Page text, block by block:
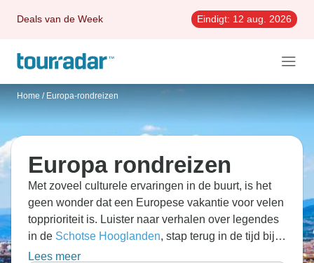
Deals van de Week Eindigt: 12 aug. 2026
Home / Europa-rondreizen
Europa rondreizen
Met zoveel culturele ervaringen in de buurt, is het
geen wonder dat een Europese vakantie voor velen
topprioriteit is. Luister naar verhalen over legendes
in de Schotse Hooglanden, stap terug in de tijd bij
een bezoek aan de beroemdste
Lees meer